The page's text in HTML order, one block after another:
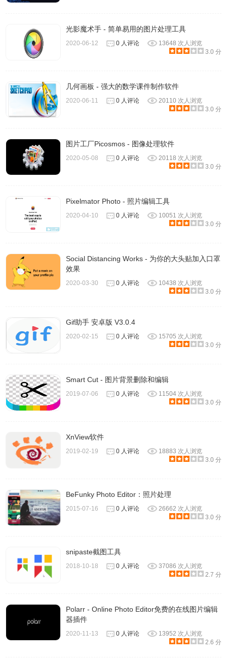
4、安装完成后进入图片编辑器页面，你可以绘图或者打开图
片进行编辑。
不需要注册就可以使用，不过如果你注册会
员的话，你可以将自己制作的图片保存到网站的服务器上，
方便你与其他人分享。而且它的一些功是只有注册会员才能
光影魔术手 - 简单易用的图片处理工具
2020-06-12 0 人评论
13648 次人浏览
3.0 分
几何画板 - 强大的数学课件制作软件
2020-06-11 0 人评论
20110 次人浏览
3.0 分
图片工厂Picosmos - 图像处理软件
2020-05-08 0 人评论
20118 次人浏览
3.0 分
Pixelmator Photo - 照片编辑工具
2020-04-10 0 人评论
10051 次人浏览
3.0 分
Social Distancing Works - 为你的大头贴加入口罩
效果
2020-03-30 0 人评论
10438 次人浏览
3.0 分
Gif助手 安卓版 V3.0.4
2020-02-15 0 人评论
15705 次人浏览
3.0 分
Smart Cut - 图片背景删除和编辑
2019-07-06 0 人评论
11504 次人浏览
3.0 分
XnView软件
2019-02-19 0 人评论
18883 次人浏览
3.0 分
BeFunky Photo Editor：照片处理
2015-07-16 0 人评论
26662 次人浏览
3.0 分
snipaste截图工具
2018-10-18 0 人评论
37086 次人浏览
2.7 分
Polarr - Online Photo Editor免费的在线图片编辑
器插件
2020-11-13 0 人评论
13952 次人浏览
2.6 分